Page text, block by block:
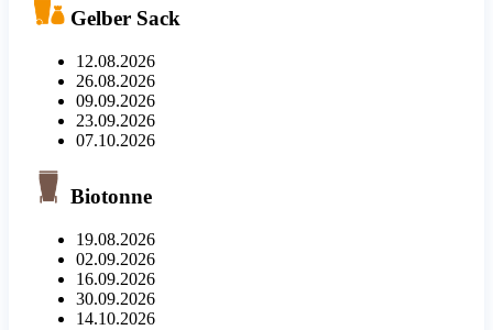
Gelber Sack
12.08.2026
26.08.2026
09.09.2026
23.09.2026
07.10.2026
Biotonne
19.08.2026
02.09.2026
16.09.2026
30.09.2026
14.10.2026